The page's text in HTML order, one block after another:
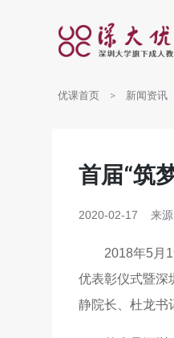
优课首页 新闻资讯
首届“筑
2020-02-17 来
2018年5月
优表彰仪式暨深
静院长、杜龙书